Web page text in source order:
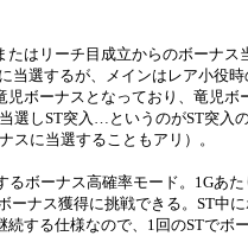
はリーチ目成立からのボーナス
当選するが、メインはレア小役
ボーナスとなっており、竜児ボ
選しST突入…というのがST突入
スに当選することもアリ）。
ボーナス高確率モード。1Gあた
ーナス獲得に挑戦できる。ST中
する仕様なので、1回のSTでボ